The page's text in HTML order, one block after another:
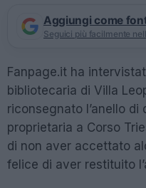
Aggiungi come
Seguici più facilmente
Fanpage.it ha
bibliotecaria di Villa
riconsegnato l’anello di
proprietaria a Corso
di non aver accettato
felice di aver restituito